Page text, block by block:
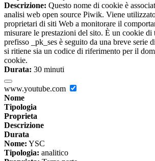
Descrizione: Questo nome di cookie è
analisi web open source Piwik. Viene
proprietari di siti Web a monitorare il
misurare le prestazioni del sito. È un cookie
prefisso _pk_ses è seguito da una breve serie
si ritiene sia un codice di riferimento per il
cookie.
Durata: 30 minuti
www.youtube.com
Nome
Tipologia
Proprieta
Descrizione
Durata
Nome: YSC
Tipologia: analitico